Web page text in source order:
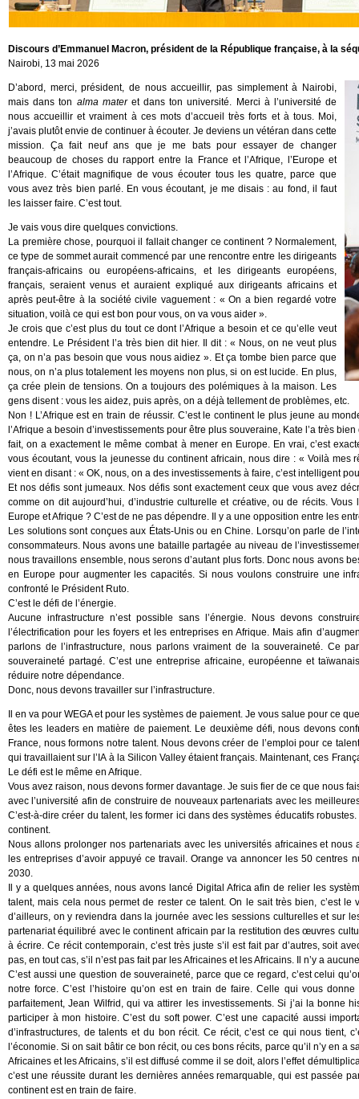
Discours d’Emmanuel Macron, président de la République française, à la
Nairobi, 13 mai 2026
D’abord, merci, président, de nous accueillir, pas simplement à Nairobi,
mais dans ton alma materet dans ton université. Merci à l’université de
nous accueillir et vraiment à ces mots d’accueil très forts et à tous. Moi,
j’avais plutôt envie de continuer à écouter. Je deviens un vétéran dans cette
mission. Ça fait neuf ans que je me bats pour essayer de changer
beaucoup de choses du rapport entre la France et l’Afrique, l’Europe et
l’Afrique. C’était magnifique de vous écouter tous les quatre, parce que
vous avez très bien parlé. En vous écoutant, je me disais : au fond, il faut
les laisser faire. C’est tout.
Je vais vous dire quelques convictions.
La première chose, pourquoi il fallait changer ce continent ? Normalement,
ce type de sommet aurait commencé par une rencontre entre les dirigeants
français-africains ou européens-africains, et les dirigeants européens,
français, seraient venus et auraient expliqué aux dirigeants africains et
après peut-être à la société civile vaguement : « On a bien regardé votre
situation, voilà ce qui est bon pour vous, on va vous aider ».
Je crois que c’est plus du tout ce dont l’Afrique a besoin et ce qu’elle veut
entendre. Le Président l’a très bien dit hier. Il dit : « Nous, on ne veut plus
ça, on n’a pas besoin que vous nous aidiez ». Et ça tombe bien parce que
nous, on n’a plus totalement les moyens non plus, si on est lucide. En plus,
ça crée plein de tensions. On a toujours des polémiques à la maison. Les
gens disent : vous les aidez, puis après, on a déjà tellement de problèmes, etc.
Non ! L’Afrique est en train de réussir. C’est le continent le plus jeune au
l’Afrique a besoin d’investissements pour être plus souveraine, Kate l’a très
fait, on a exactement le même combat à mener en Europe. En vrai, c’est
vous écoutant, vous la jeunesse du continent africain, nous dire : « Voilà
vient en disant : « OK, nous, on a des investissements à faire, c’est intelligent
Et nos défis sont jumeaux. Nos défis sont exactement ceux que vous avez
comme on dit aujourd’hui, d’industrie culturelle et créative, ou de récits.
Europe et Afrique ? C’est de ne pas dépendre. Il y a une opposition entre les
Les solutions sont conçues aux États-Unis ou en Chine. Lorsqu’on parle de
consommateurs. Nous avons une bataille partagée au niveau de
nous travaillons ensemble, nous serons d’autant plus forts. Donc nous avons
en Europe pour augmenter les capacités. Si nous voulons construire une
confronté le Président Ruto.
C’est le défi de l’énergie.
Aucune infrastructure n’est possible sans l’énergie. Nous devons
l’électrification pour les foyers et les entreprises en Afrique. Mais afin
parlons de l’infrastructure, nous parlons vraiment de la souveraineté. Ce
souveraineté partagé. C’est une entreprise africaine, européenne et
réduire notre dépendance.
Donc, nous devons travailler sur l’infrastructure.
Il en va pour WEGA et pour les systèmes de paiement. Je vous salue pour ce
êtes les leaders en matière de paiement. Le deuxième défi, nous devons
France, nous formons notre talent. Nous devons créer de l’emploi pour ce
qui travaillaient sur l’IA à la Silicon Valley étaient français. Maintenant, ces
Le défi est le même en Afrique.
Vous avez raison, nous devons former davantage. Je suis fier de ce que nous
avec l’université afin de construire de nouveaux partenariats avec les
C’est-à-dire créer du talent, les former ici dans des systèmes éducatifs
continent.
Nous allons prolonger nos partenariats avec les universités africaines et
les entreprises d’avoir appuyé ce travail. Orange va annoncer les 50 centres
2030.
Il y a quelques années, nous avons lancé Digital Africa afin de relier les
talent, mais cela nous permet de rester ce talent. On le sait très bien, c’est
d’ailleurs, on y reviendra dans la journée avec les sessions culturelles et sur
partenariat équilibré avec le continent africain par la restitution des œuvres
à écrire. Ce récit contemporain, c’est très juste s’il est fait par d’autres, soit
pas, en tout cas, s’il n’est pas fait par les Africaines et les Africains. Il n’y a
C’est aussi une question de souveraineté, parce que ce regard, c’est celui
notre force. C’est l’histoire qu’on est en train de faire. Celle qui vous
parfaitement, Jean Wilfrid, qui va attirer les investissements. Si j’ai la bonne
participer à mon histoire. C’est du soft power. C’est une capacité aussi
d’infrastructures, de talents et du bon récit. Ce récit, c’est ce qui nous
l’économie. Si on sait bâtir ce bon récit, ou ces bons récits, parce qu’il n’y en
Africaines et les Africains, s’il est diffusé comme il se doit, alors l’effet
c’est une réussite durant les dernières années remarquable, qui est passée
continent est en train de faire.